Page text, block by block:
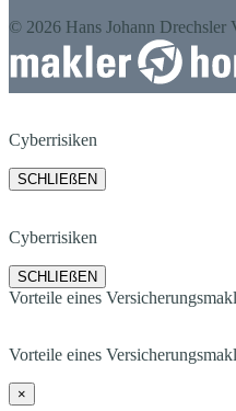
© 2026 Hans Johann Drechsler
Cyberrisiken
SCHLIEßEN
Cyberrisiken
SCHLIEßEN
Vorteile eines
Vorteile eines
×